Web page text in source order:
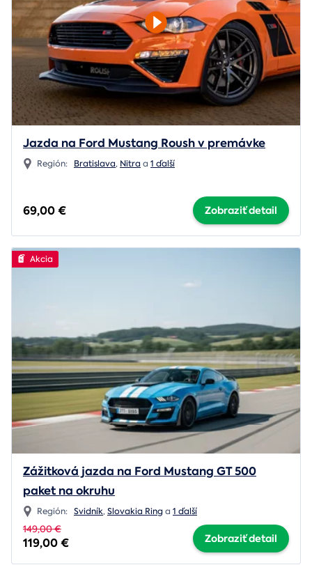
Jazda na Ford Mustang Roush v premávke
Región: Bratislava, Nitra a 1 ďalší
69,00 € Zobraziť detail
Akcia
Zážitková jazda na Ford Mustang GT 500
paket na okruhu
Región: Svidník,Slovakia Ringa 1 ďalší
149,00 €
119,00 € Zobraziť detail